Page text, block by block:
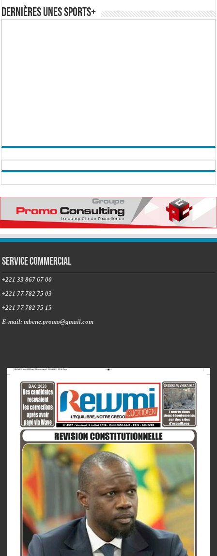
Dernières Unes Sports+
Service commercial
+221 33 867 67 00
+221 77 782 75 03
+221 77 782 75 15
E-mail: mbene.promo@gmail.com